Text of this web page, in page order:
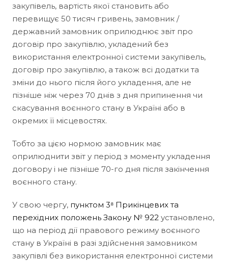
закупівель, вартість якої становить або
перевищує 50 тисяч гривень, замовник /
державний замовник оприлюднює звіт про
договір про закупівлю, укладений без
використання електронної системи закупівель,
договір про закупівлю, а також всі додатки та
зміни до нього після його укладення, але не
пізніше ніж через 70 днів з дня припинення чи
скасування воєнного стану в Україні або в
окремих її місцевостях.
Тобто за цією нормою замовник має
оприлюднити звіт у період з моменту укладення
договору і не пізніше 70-го дня після закінчення
воєнного стану.
У свою чергу, пунктом 3⁸ Прикінцевих та
перехідних положень Закону № 922 установлено,
що на період дії правового режиму воєнного
стану в Україні в разі здійснення замовником
закупівлі без використання електронної системи